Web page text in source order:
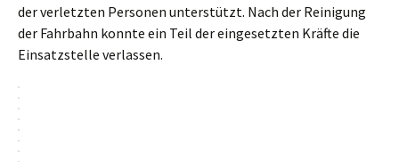
der verletzten Personen unterstützt. Nach der Reinigung
der Fahrbahn konnte ein Teil der eingesetzten Kräfte die
Einsatzstelle verlassen.